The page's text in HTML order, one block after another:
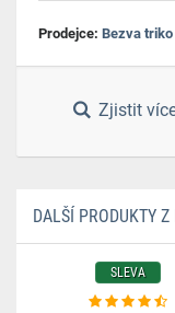
Prodejce: Bezva triko
Zjistit
DALŠÍ PRODUKTY Z
SLEVA